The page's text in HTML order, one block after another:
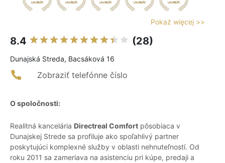
Pokaż więcej >>
8.4 (28)
Dunajská Streda, Bacsáková 16
Zobraziť telefónne číslo
O spoločnosti:
Realitná kancelária Directreal Comfort pôsobiaca v
Dunajskej Strede sa profiluje ako spoľahlivý partner
poskytujúci komplexné služby v oblasti nehnuteľností. Od
roku 2011 sa zameriava na asistenciu pri kúpe, predaji a